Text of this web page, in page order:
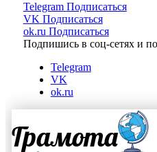
Telegram Подписаться
VK Подписаться
ok.ru Подписаться
Подпишись в соц-сетях и
Telegram
VK
ok.ru